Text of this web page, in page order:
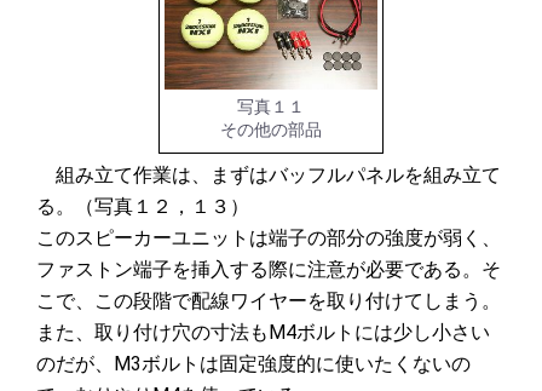
写真１１
その他の部品
組み立て作業は、まずはバッフルパネルを組み立て
る。（写真１２，１３）
このスピーカーユニットは端子の部分の強度が弱く、
ファストン端子を挿入する際に注意が必要である。そ
こで、この段階で配線ワイヤーを取り付けてしまう。
また、取り付け穴の寸法もM4ボルトには少し小さい
のだが、M3ボルトは固定強度的に使いたくないの